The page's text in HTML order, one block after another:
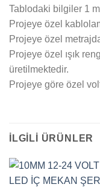
Tablodaki bilgiler 1
Projeye özel
Projeye özel
Projeye özel ışık
üretilmektedir.
Projeye göre özel
İLGILI ÜRÜNLER